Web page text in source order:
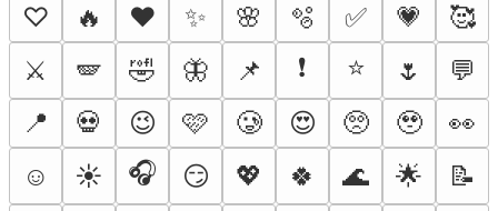
♡ 🔥 ❤️ ✨ 🌸 🫧 ✅ 💗
🥰
⚔️
🪽 🤣 🦋 📌 ❗ ⭐ 🌷
💬
📍
💀 😉 🩷 🥲 😍 🥺 🥹
👀
☺️
☀️ 🎧 😏 💖 🍀 🌊 🌟
📝